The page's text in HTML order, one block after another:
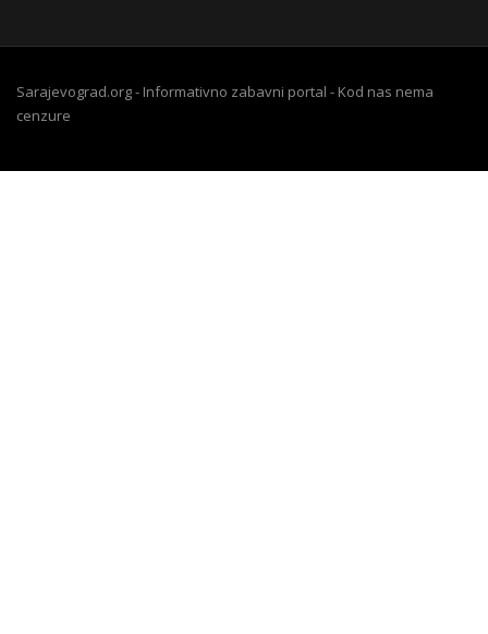
Sarajevograd.org - Informativno zabavni portal - Kod nas nema
cenzure